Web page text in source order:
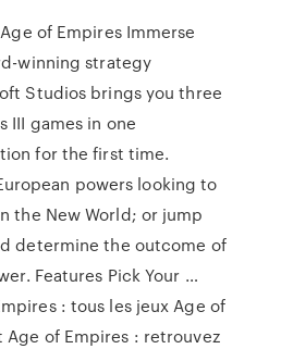
of Empires Immerse
winning strategy
Studios brings you three
III games in one
for the first time.
powers looking to
the New World; or jump
determine the outcome of
Features Pick Your …
: tous les jeux Age of
Age of Empires : retrouvez